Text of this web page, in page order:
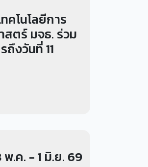
คโนโลยีการ
ตร์ มจธ. ร่วม
งวันที่ 11
.ค. - 1 มิ.ย. 69